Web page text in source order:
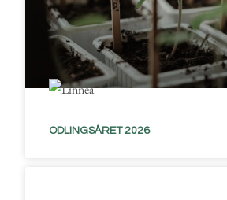
ODLINGSÅRET 2026